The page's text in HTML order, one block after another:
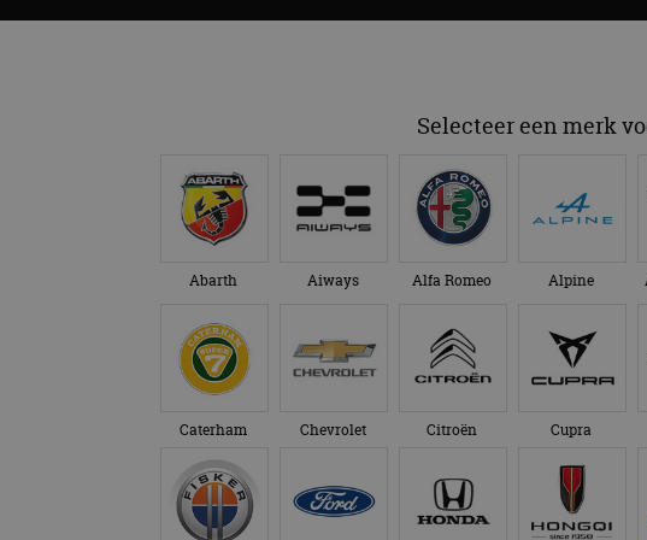
Selecteer een merk
Abarth Aiways Alfa Romeo Alpine
Caterham Chevrolet Citroën Cupra